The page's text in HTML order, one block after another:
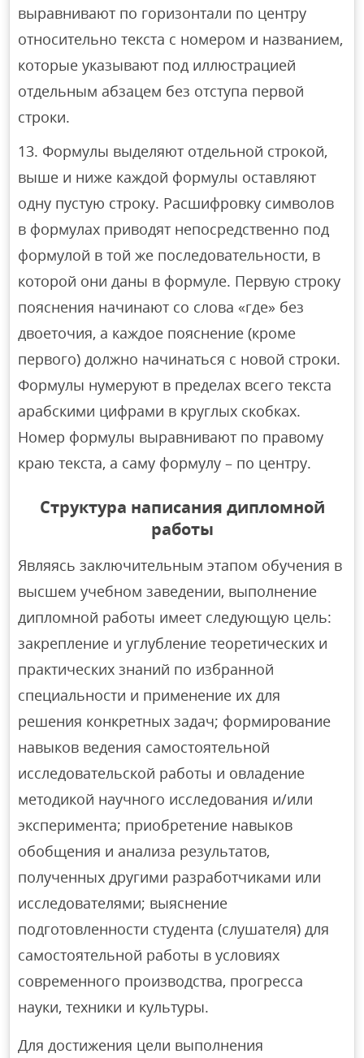
выравнивают по горизонтали по центру
относительно текста с номером и названием,
которые указывают под иллюстрацией
отдельным абзацем без отступа первой
строки.
Формулы выделяют отдельной строкой,
выше и ниже каждой формулы оставляют
одну пустую строку. Расшифровку символов
в формулах приводят непосредственно под
формулой в той же последовательности, в
которой они даны в формуле. Первую строку
пояснения начинают со слова «где» без
двоеточия, а каждое пояснение (кроме
первого) должно начинаться с новой строки.
Формулы нумеруют в пределах всего текста
арабскими цифрами в круглых скобках.
Номер формулы выравнивают по правому
краю текста, а саму формулу – по центру.
Структура написания дипломной
работы
Являясь заключительным этапом обучения в
высшем учебном заведении, выполнение
дипломной работы имеет следующую цель:
закрепление и углубление теоретических и
практических знаний по избранной
специальности и применение их для
решения конкретных задач; формирование
навыков ведения самостоятельной
исследовательской работы и овладение
методикой научного исследования и/или
эксперимента; приобретение навыков
обобщения и анализа результатов,
полученных другими разработчиками или
исследователями; выяснение
подготовленности студента (слушателя) для
самостоятельной работы в условиях
современного производства, прогресса
науки, техники и культуры.
Для достижения цели выполнения